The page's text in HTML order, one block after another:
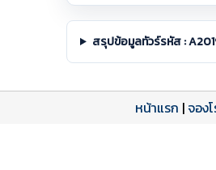
สรุปข้อมูลทัวร์รหัส :
หน้าแรก |จอง